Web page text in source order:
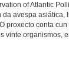
of Atlantic
avespa
proxecto conta
vinte organismos,